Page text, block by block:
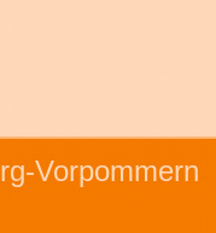
Vorpommern